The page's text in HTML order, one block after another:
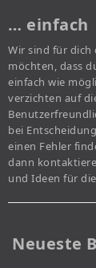
… einfach
Wir sind für dich
möchten, dass
einfach wie
verzichten auf
bei
einen Fehler
dann
und Ideen für
Neueste